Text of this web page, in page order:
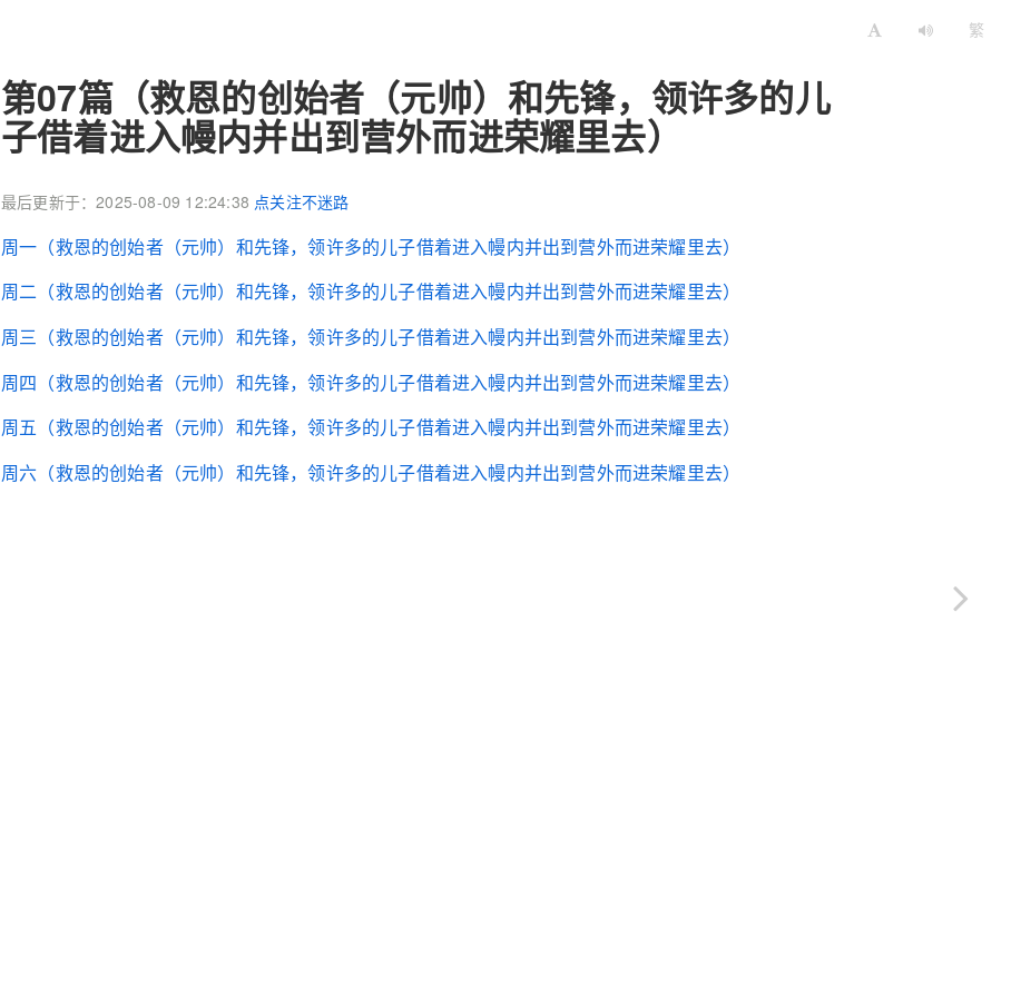
繁
第07篇（救恩的创始者（元帅）和先锋，领许多的儿
子借着进入幔内并出到营外而进荣耀里去）
最后更新于：2025-08-09 12:24:38 点关注不迷路
周一（救恩的创始者（元帅）和先锋，领许多的儿子借着进入幔内并出到营外而进荣耀里去）
周二（救恩的创始者（元帅）和先锋，领许多的儿子借着进入幔内并出到营外而进荣耀里去）
周三（救恩的创始者（元帅）和先锋，领许多的儿子借着进入幔内并出到营外而进荣耀里去）
周四（救恩的创始者（元帅）和先锋，领许多的儿子借着进入幔内并出到营外而进荣耀里去）
周五（救恩的创始者（元帅）和先锋，领许多的儿子借着进入幔内并出到营外而进荣耀里去）
周六（救恩的创始者（元帅）和先锋，领许多的儿子借着进入幔内并出到营外而进荣耀里去）